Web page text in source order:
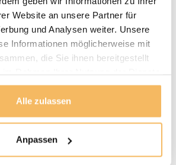
Website an unsere Partner für
und Analysen weiter. Unsere
Informationen möglicherweise mit
die Sie ihnen bereitgestellt
Alle zulassen
Anpassen
eigenen Lieferservice und liefert die
zu Ihnen nach Hause. Wir werden
in Verbindung und vereinbaren
für die Lieferung. Unsere
bei Bedarf von unserem Fahrer
eines Baumstamm-Tisches
der Lieferung zusätzliche Hilfe
werden kostenlos geliefert. Sie
mit einem Stift oder in bar
Umstände es Ihnen unmöglich
zu bezahlen, können Sie auch